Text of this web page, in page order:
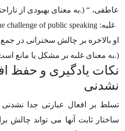
عاطفی، “ Get over ” به معنای بهبودی از ناراحتی عاطفی است.)
غلبه: She finally got over the challenge of public speaking.
او بالاخره بر چالش سخنرانی در
over ” به معنای غلبه بر مشکل یا مانع است.)
نکات یادگیری و حفظ
نشدنی
تسلط بر افعال عبارتی جدا
ساختار ثابت آنها می تواند چالش